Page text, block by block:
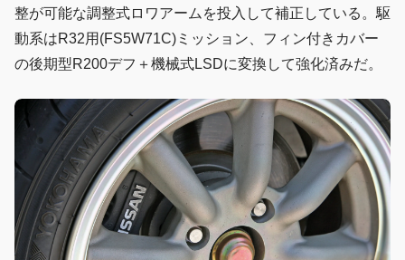
整が可能な調整式ロワアームを投入して補正している。駆
動系はR32用(FS5W71C)ミッション、フィン付きカバー
の後期型R200デフ＋機械式LSDに変換して強化済みだ。